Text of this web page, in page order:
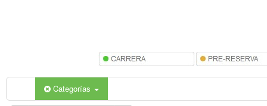
Categorías